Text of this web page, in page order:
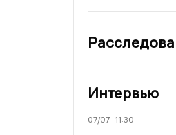
Интервью
07/07 11:30